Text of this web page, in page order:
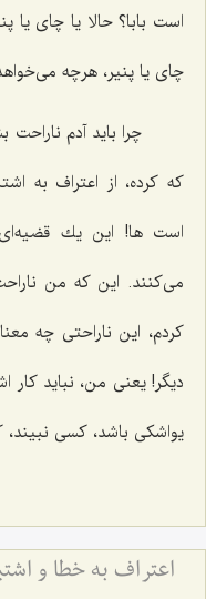
است بابا؟ حالا یا چای یا
چای یا پنیر، هرچه
چرا باید آدم ناراحت
كه كرده، از اعتراف به
است ها! این یك
می‌كنند. این كه من
كردم، این ناراحتی چه
دیگر! یعنی من، نباید كار
یواشكی باشد، كسی
اعتراف به خطا و